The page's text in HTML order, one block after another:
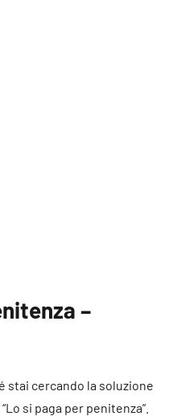
–
stai cercando la soluzione
si paga per penitenza”.